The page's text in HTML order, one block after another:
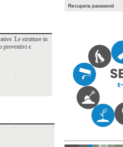
Le strutture in
preventivi e
Recupera password